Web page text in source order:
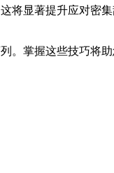
将显著提升应对密
。掌握这些技巧将